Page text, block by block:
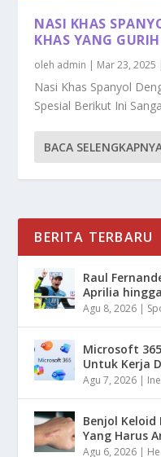
NASI KHAS
KHAS YANG GURIH
oleh admin | Mar 23, 2025
Nasi Khas Spanyol
Spesial Berikut Ini
BACA
BERITA TERBARU
Raul
Aprilia
Agu 8, 2026 |
Microsoft
Untuk Kerja
Agu 7, 2026 |
Benjol
Yang Harus
Agu 6, 2026 |